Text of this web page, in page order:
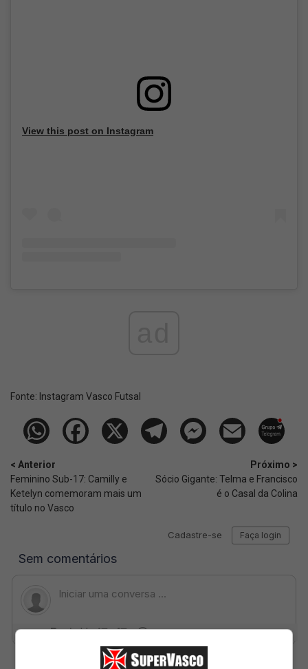
View this post on Instagram
Fonte: Instagram Vasco Futsal
< Anterior
Feminino Sub-17: Camilly e
Ketelyn comemoram mais um
título no Vasco
Próximo >
Sócio Gigante: Telma e Francisco
é o Casal da Colina